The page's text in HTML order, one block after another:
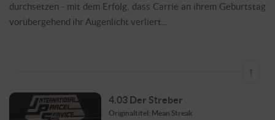
durchsetzen - mit dem Erfolg, dass Carrie an ihrem Geburtstag
vorübergehend ihr Augenlicht verliert...
↑
4.03 Der Streber
Originaltitel: Mean Streak